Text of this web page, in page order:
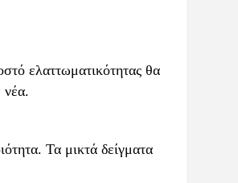
ελαττωματικότητας θα
νέα.
Τα μικτά δείγματα